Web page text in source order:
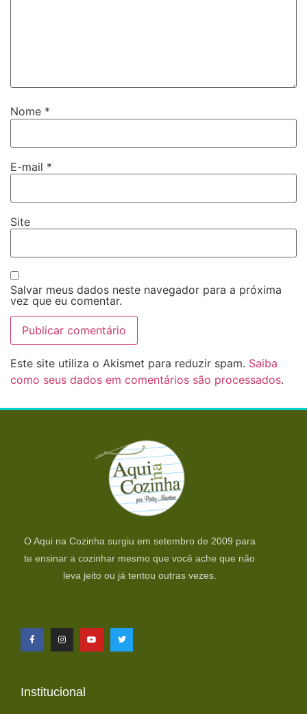
Nome *
E-mail *
Site
Salvar meus dados neste navegador para a próxima
vez que eu comentar.
Este site utiliza o Akismet para reduzir spam. Saiba
como seus dados em comentários são processados.
O Aqui na Cozinha surgiu em setembro de 2009 para
te ensinar a cozinhar mesmo que você ache que não
leva jeito ou já tentou outras vezes.
Institucional